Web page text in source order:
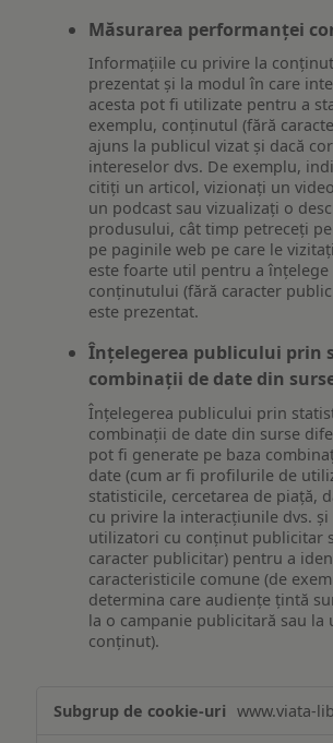
Măsurarea performanței
Informațiile cu privire la
prezentat și la modul în care
acesta pot fi utilizate pentru a
exemplu, conținutul (fără
ajuns la publicul vizat și dacă
intereselor dvs. De exemplu,
citiți un articol, vizionați un
un podcast sau vizualizați o
produsului, cât timp petreceți
pe paginile web pe care le
este foarte util pentru a înțelege
conținutului (fără caracter
este prezentat.
Înțelegerea publicului prin
combinații de date din
Înțelegerea publicului prin
combinații de date din surse
pot fi generate pe baza
date (cum ar fi profilurile de
statisticile, cercetarea de piață,
cu privire la interacțiunile dvs.
utilizatori cu conținut publicitar
caracter publicitar) pentru a
caracteristicile comune (de
determina care audiențe țintă
la o campanie publicitară sau la
conținut).
www.viata-